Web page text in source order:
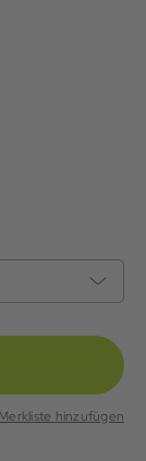
hinzufügen